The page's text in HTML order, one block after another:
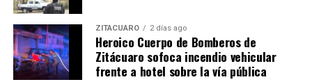
Teleférico de Uruapan
ZITÁCUARO 2 días ago
Heroico Cuerpo de Bomberos de
Zitácuaro sofoca incendio vehicular
frente a hotel sobre la vía pública